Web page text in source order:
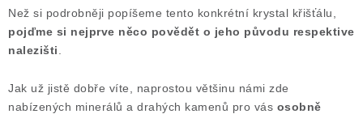
Než si podrobněji popíšeme tento konkrétní krystal křišťálu,
pojďme si nejprve něco povědět o jeho původu respektive
nalezišti
Jak už jistě dobře víte, naprostou většinu námi zde
nabízených minerálů a drahých kamenů pro vás osobně